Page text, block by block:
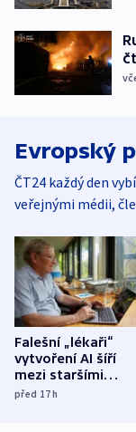
Evropský
ČT24 každý den
veřejnými médii,
Falešní „lékaři“
vytvoření AI šíří
mezi staršími
Poláky nebezpečné
před 17h